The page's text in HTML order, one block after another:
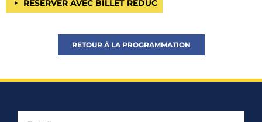
RÉSERVER AVEC BILLET RÉDUC
RETOUR À LA PROGRAMMATION